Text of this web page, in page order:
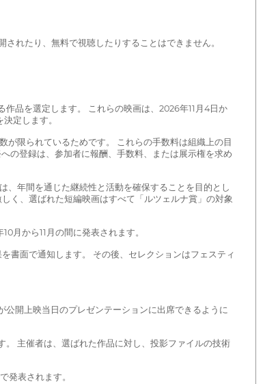
れたり、無料で視聴したりすることはできません。
品を選定します。 これらの映画は、2026年11月4日か
定します。
限られているためです。 これらの手数料は組織上の目
の登録は、参加者に報酬、手数料、または展示権を求め
、年間を通じた継続性と活動を確保することを目的とし
く、選ばれた短編映画はすべて「ルツェルナ賞」の対象
月から11月の間に発表されます。
書面で通知します。 その後、セレクションはフェスティ
開上映当日のプレゼンテーションに出席できるように
主催者は、選ばれた作品に対し、投影ファイルの技術
発表されます。